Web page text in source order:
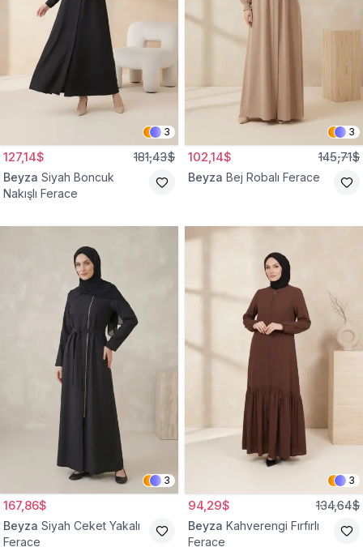
3
127,14$ 181,43$
Beyza Siyah Boncuk
Nakışlı Ferace
3
102,14$ 145,71$
Beyza Bej Robalı Ferace
3
167,86$
Beyza Siyah Ceket Yakalı
Ferace
3
94,29$ 134,64$
Beyza Kahverengi Fırfırlı
Ferace